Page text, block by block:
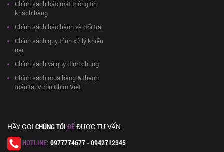
Chính sách bảo mật thông tin
khách hàng
Chính sách bảo hành và đổi trả
Chính sách quy trình xử lý khiếu
nại
Chính sách và quy định chung
Chính sách mua hàng & thanh
toán tại Vườn Chim Việt
HÃY GỌI CHÚNG TÔI ĐỂĐƯỢC TƯ VẤN
HOTLINE: 0977774677 - 0942712345